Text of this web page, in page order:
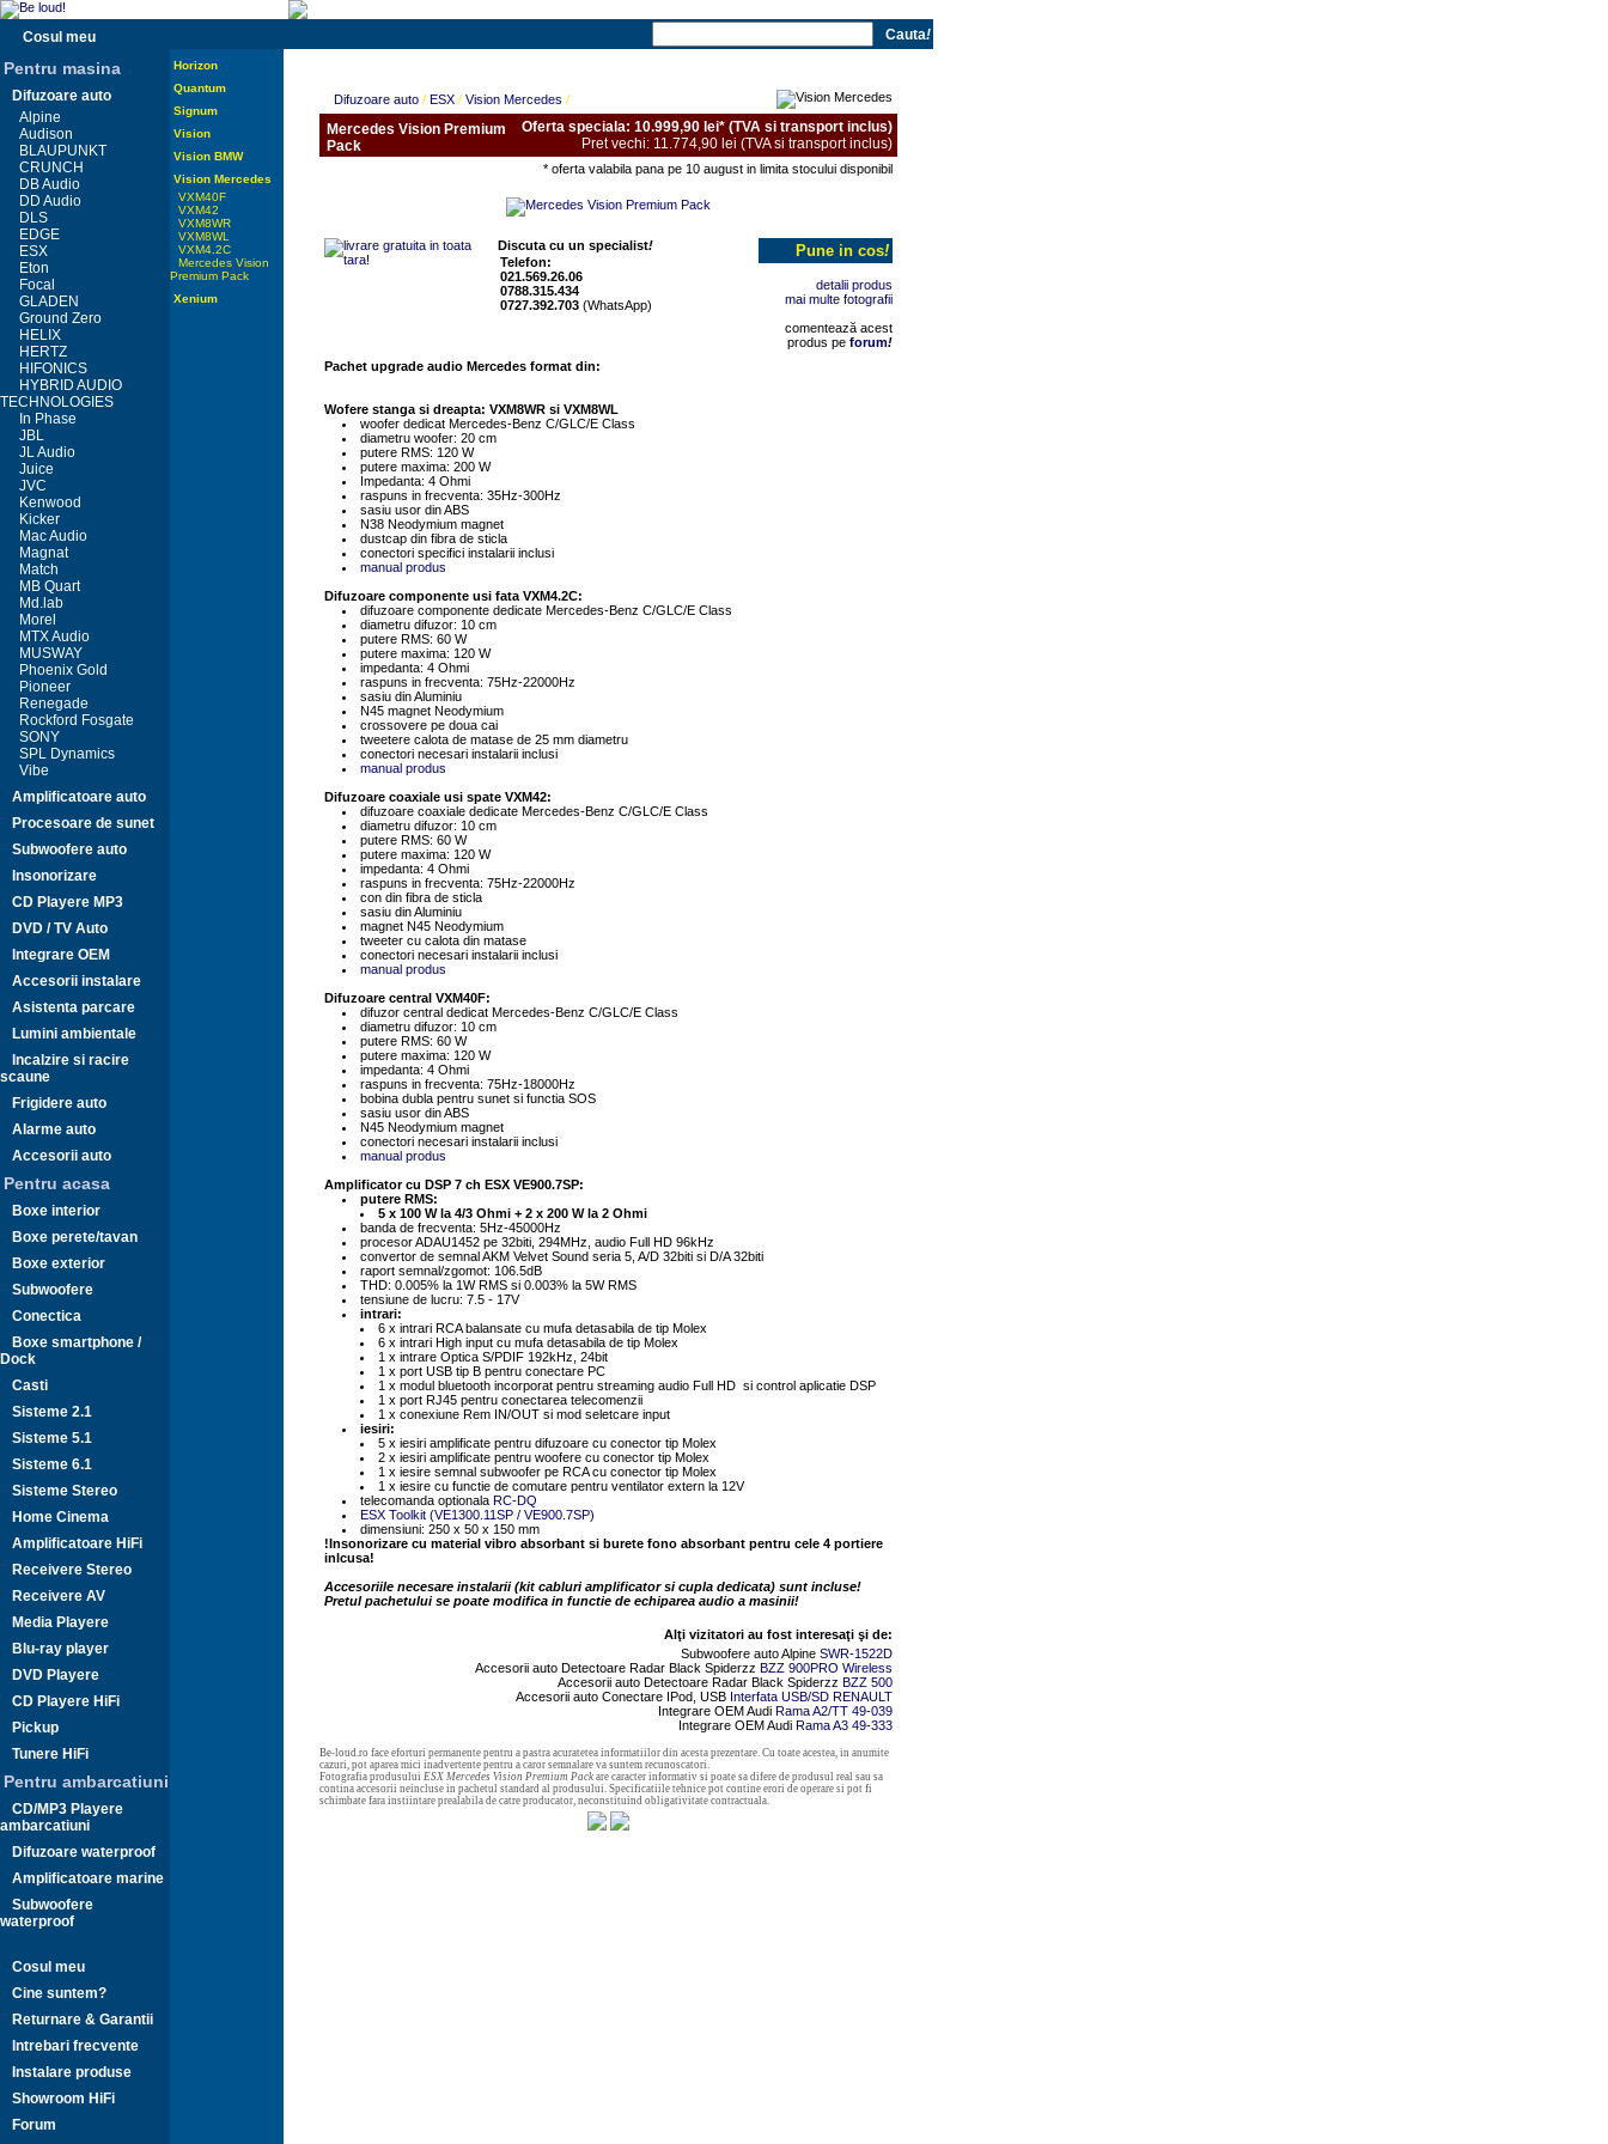
Cosul meu Cauta!
Pentru masina
Difuzoare auto
Alpine
Audison
BLAUPUNKT
CRUNCH
DB Audio
DD Audio
DLS
EDGE
ESX
Eton
Focal
GLADEN
Ground Zero
HELIX
HERTZ
HIFONICS
HYBRID AUDIO
TECHNOLOGIES
In Phase
JBL
JL Audio
Juice
JVC
Kenwood
Kicker
Mac Audio
Magnat
Match
MB Quart
Md.lab
Morel
MTX Audio
MUSWAY
Phoenix Gold
Pioneer
Renegade
Rockford Fosgate
SONY
SPL Dynamics
Vibe
Amplificatoare auto
Procesoare de sunet
Subwoofere auto
Insonorizare
CD Playere MP3
DVD / TV Auto
Integrare OEM
Accesorii instalare
Asistenta parcare
Lumini ambientale
Incalzire si racire
scaune
Frigidere auto
Alarme auto
Accesorii auto
Pentru acasa
Boxe interior
Boxe perete/tavan
Boxe exterior
Subwoofere
Conectica
Boxe smartphone /
Dock
Casti
Sisteme 2.1
Sisteme 5.1
Sisteme 6.1
Sisteme Stereo
Home Cinema
Amplificatoare HiFi
Receivere Stereo
Receivere AV
Media Playere
Blu-ray player
DVD Playere
CD Playere HiFi
Pickup
Tunere HiFi
Pentru ambarcatiuni
CD/MP3 Playere
ambarcatiuni
Difuzoare waterproof
Amplificatoare marine
Subwoofere
waterproof
Cosul meu
Cine suntem?
Returnare & Garantii
Intrebari frecvente
Instalare produse
Showroom HiFi
Forum
Horizon
Quantum
Signum
Vision
Vision BMW
Vision Mercedes
VXM40F
VXM42
VXM8WR
VXM8WL
VXM4.2C
Mercedes Vision
Premium Pack
Xenium
Difuzoare auto/ ESX/ Vision Mercedes /
Mercedes Vision Premium
Pack
Oferta speciala: 10.999,90 lei* (TVA si transport inclus)
Pret vechi: 11.774,90 lei (TVA si transport inclus)
* oferta valabila pana pe 10 august in limita stocului disponibil
Discuta cu un specialist!
Telefon:
021.569.26.06
0788.315.434
0727.392.703 (WhatsApp)
Pune in cos!
detalii produs
mai multe fotografii
comentează acest
produs pe forum!
Pachet upgrade audio Mercedes format din:
Wofere stanga si dreapta: VXM8WR si VXM8WL
woofer dedicat Mercedes-Benz C/GLC/E Class
diametru woofer: 20 cm
putere RMS: 120 W
putere maxima: 200 W
Impedanta: 4 Ohmi
raspuns in frecventa: 35Hz-300Hz
sasiu usor din ABS
N38 Neodymium magnet
dustcap din fibra de sticla
conectori specifici instalarii inclusi
manual produs
Difuzoare componente usi fata VXM4.2C:
difuzoare componente dedicate Mercedes-Benz C/GLC/E Class
diametru difuzor: 10 cm
putere RMS: 60 W
putere maxima: 120 W
impedanta: 4 Ohmi
raspuns in frecventa: 75Hz-22000Hz
sasiu din Aluminiu
N45 magnet Neodymium
crossovere pe doua cai
tweetere calota de matase de 25 mm diametru
conectori necesari instalarii inclusi
manual produs
Difuzoare coaxiale usi spate VXM42:
difuzoare coaxiale dedicate Mercedes-Benz C/GLC/E Class
diametru difuzor: 10 cm
putere RMS: 60 W
putere maxima: 120 W
impedanta: 4 Ohmi
raspuns in frecventa: 75Hz-22000Hz
con din fibra de sticla
sasiu din Aluminiu
magnet N45 Neodymium
tweeter cu calota din matase
conectori necesari instalarii inclusi
manual produs
Difuzoare central VXM40F:
difuzor central dedicat Mercedes-Benz C/GLC/E Class
diametru difuzor: 10 cm
putere RMS: 60 W
putere maxima: 120 W
impedanta: 4 Ohmi
raspuns in frecventa: 75Hz-18000Hz
bobina dubla pentru sunet si functia SOS
sasiu usor din ABS
N45 Neodymium magnet
conectori necesari instalarii inclusi
manual produs
Amplificator cu DSP 7 ch ESX VE900.7SP:
putere RMS:
5 x 100 W la 4/3 Ohmi + 2 x 200 W la 2 Ohmi
banda de frecventa: 5Hz-45000Hz
procesor ADAU1452 pe 32biti, 294MHz, audio Full HD 96kHz
convertor de semnal AKM Velvet Sound seria 5, A/D 32biti si D/A 32biti
raport semnal/zgomot: 106.5dB
THD: 0.005% la 1W RMS si 0.003% la 5W RMS
tensiune de lucru: 7.5 - 17V
intrari:
6 x intrari RCA balansate cu mufa detasabila de tip Molex
6 x intrari High input cu mufa detasabila de tip Molex
1 x intrare Optica S/PDIF 192kHz, 24bit
1 x port USB tip B pentru conectare PC
1 x modul bluetooth incorporat pentru streaming audio Full HD si control aplicatie DSP
1 x port RJ45 pentru conectarea telecomenzii
1 x conexiune Rem IN/OUT si mod seletcare input
iesiri:
5 x iesiri amplificate pentru difuzoare cu conector tip Molex
2 x iesiri amplificate pentru woofere cu conector tip Molex
1 x iesire semnal subwoofer pe RCA cu conector tip Molex
1 x iesire cu functie de comutare pentru ventilator extern la 12V
telecomanda optionala RC-DQ
ESX Toolkit (VE1300.11SP / VE900.7SP)
dimensiuni: 250 x 50 x 150 mm
!Insonorizare cu material vibro absorbant si burete fono absorbant pentru cele 4 portiere
inlcusa!
Accesoriile necesare instalarii (kit cabluri amplificator si cupla dedicata) sunt incluse!
Pretul pachetului se poate modifica in functie de echiparea audio a masinii!
Alţi vizitatori au fost interesaţi şi de:
Subwoofere auto Alpine SWR-1522D
Accesorii auto Detectoare Radar Black Spiderzz BZZ 900PRO Wireless
Accesorii auto Detectoare Radar Black Spiderzz BZZ 500
Accesorii auto Conectare IPod, USB Interfata USB/SD RENAULT
Integrare OEM Audi Rama A2/TT 49-039
Integrare OEM Audi Rama A3 49-333
Be-loud.ro face eforturi permanente pentru a pastra acuratetea informatiilor din acesta prezentare. Cu toate acestea, in anumite
cazuri, pot aparea mici inadvertente pentru a caror semnalare va suntem recunoscatori.
Fotografia produsului ESX Mercedes Vision Premium Pack are caracter informativ si poate sa difere de produsul real sau sa
contina accesorii neincluse in pachetul standard al produsului. Specificatiile tehnice pot contine erori de operare si pot fi
schimbate fara instiintare prealabila de catre producator, neconstituind obligativitate contractuala.